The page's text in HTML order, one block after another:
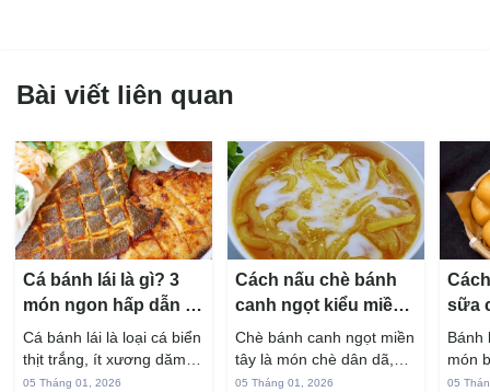
Bài viết liên quan
Cá bánh lái là gì? 3
món ngon hấp dẫn từ
cá bánh lái
Cá bánh lái là loại cá biển
thịt trắng, ít xương dăm,
vị ngọt và rất dễ ăn khi
05 Tháng 01, 2026
Cách nấu chè bánh
canh ngọt kiểu miền
Tây ngon chuẩn vị
Chè bánh canh ngọt miền
tây là món chè dân dã,
gắn liền với đời sống sinh
05 Tháng 01, 2026
sữa
hấp
Bánh
món
05